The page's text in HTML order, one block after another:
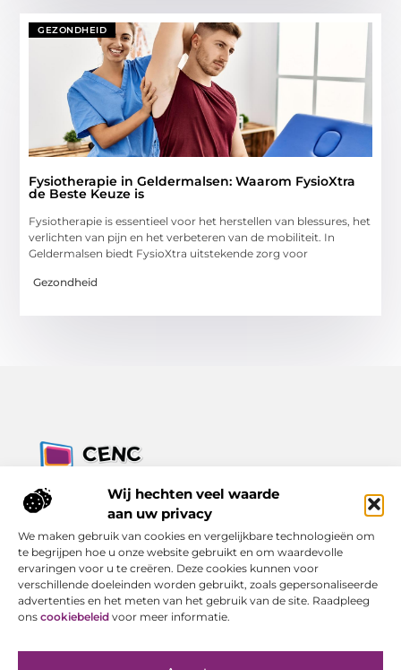
Wij hechten veel waarde
aan uw privacy
We maken gebruik van cookies en vergelijkbare technologieën om
te begrijpen hoe u onze website gebruikt en om waardevolle
ervaringen voor u te creëren. Deze cookies kunnen voor
verschillende doeleinden worden gebruikt, zoals gepersonaliseerde
advertenties en het meten van het gebruik van de site. Raadpleeg
ons cookiebeleid voor meer informatie.
GEZONDHEID
Fysiotherapie in Geldermalsen: Waarom FysioXtra
de Beste Keuze is
Fysiotherapie is essentieel voor het herstellen van blessures, het
verlichten van pijn en het verbeteren van de mobiliteit. In
Geldermalsen biedt FysioXtra uitstekende zorg voor
Gezondheid
Jouw bron voor inzichten, tips en nieuws uit de digitale
Ontdek alles wat je moet weten over het dagelijks leven, met
een focus op praktische adviezen en actuele trends.
Bericht categorie
Onze informatie